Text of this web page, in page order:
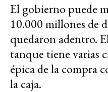
El gobierno puede
10.000 millones de
quedaron adentro.
tanque tiene varias
épica de la compra
la caja.